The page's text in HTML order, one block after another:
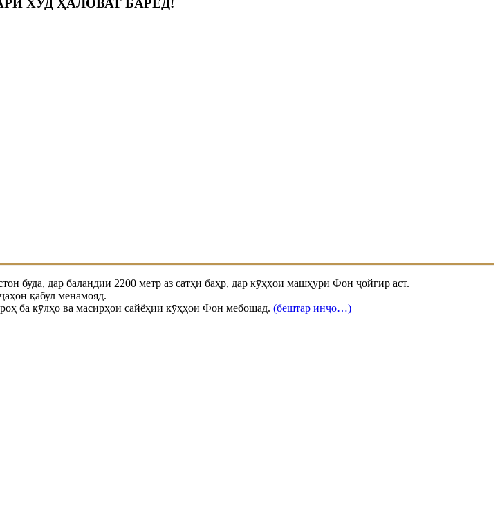
ХУД ҲАЛОВАТ БАРЕД!
буда, дар баландии 2200 метр аз сатҳи баҳр, дар кӯҳҳои машҳури Фон ҷойгир аст.
қабул менамояд.
ба кӯлҳо ва масирҳои сайёҳии кӯҳҳои Фон мебошад. (бештар инҷо…)